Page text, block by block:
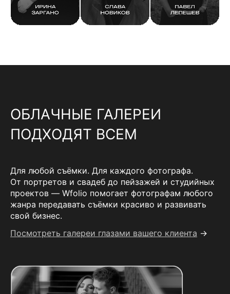
ОБЛАЧНЫЕ ГАЛЕРЕИ
ПОДХОДЯТ ВСЕМ
Для любой съёмки. Для каждого фотографа.
От портретов и свадеб до пейзажей и студийных
проектов — Wfolio помогает фотографам любого
жанра передавать съёмки красиво и развивать
свой бизнес.
Посмотреть галереи глазами вашего клиента →